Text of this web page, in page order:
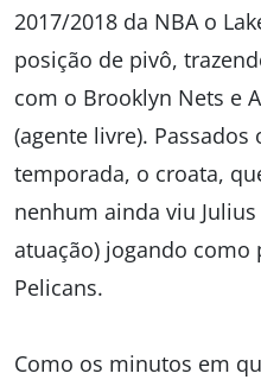
2017/2018 da NBA o
posição de pivô,
com o Brooklyn Nets e
(agente livre).
temporada, o croata,
nenhum ainda viu
atuação) jogando
Pelicans.
Como os minutos em